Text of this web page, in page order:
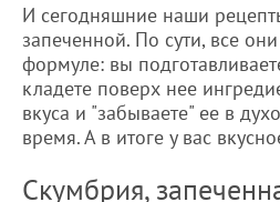
И сегодняшние наши
запеченной. По сути, все
формуле: вы
кладете поверх нее
вкуса и "забываете" ее в
время. А в итоге у вас
Скумбрия,